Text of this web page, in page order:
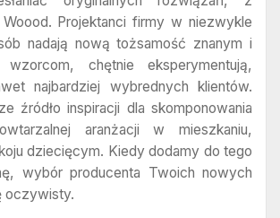
Woood. Projektanci firmy w niezwykle
nadają nową tożsamość znanym i
wzorcom, chętnie eksperymentują,
najbardziej wybrednych klientów.
źródło inspiracji dla skomponowania
aranżacji w mieszkaniu,
dziecięcym. Kiedy dodamy do tego
wybór producenta Twoich nowych
oczywisty.